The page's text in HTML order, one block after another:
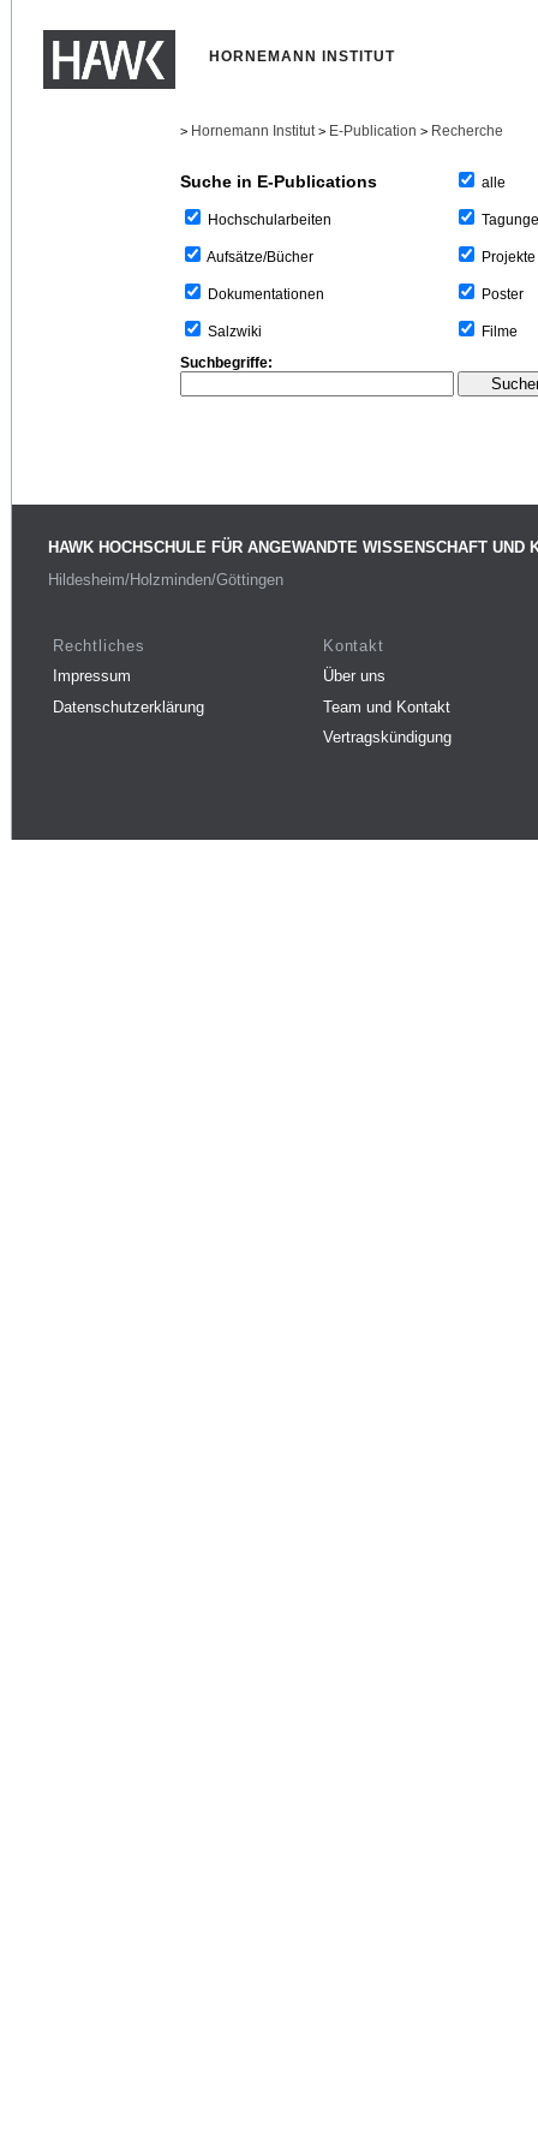
HORNEMANN INSTITUT
> Hornemann Institut > E-Publication > Recherche
Suche in E-Publications
Hochschularbeiten
Aufsätze/Bücher
Dokumentationen
Salzwiki
alle
Projekte
Poster
Filme
Suchbegriffe:
HAWK HOCHSCHULE FÜR ANGEWANDTE WISSENSCHAFT UND
Hildesheim/Holzminden/Göttingen
Rechtliches
Impressum
Datenschutzerklärung
Kontakt
Über uns
Team und Kontakt
Vertragskündigung